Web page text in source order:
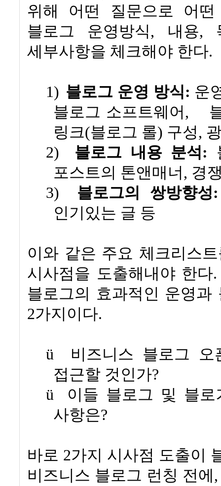
위해 어떤 질문으로 어
블로그 운영방식, 내용,
세부사항을 체크해야 한다.
1) 블로그 운영 방식: 운
블로그 소프트웨어 ,
링크(블로그 롤) 구성,
2)
블로그 내용 분석:
포스트의 톤앤매너 , 경
3)
블로그의 쌍방향성:
인기있는 글 등
이와 같은 주요 체크리스
시사점을 도출해내야 한다
블로그의 효과적인 운영
2가지이다.
ü
비즈니스 블로그
접근할 것인가?
ü
이들 블로그 및 블
사항은?
바로 2가지 시사점 도출이
비즈니스 블로그 런칭 전에